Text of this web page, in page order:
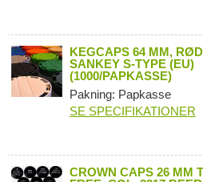
KEGCAPS 64 MM,
SANKEY S-TYPE (EU)
(1000/PAPKASSE)
Pakning: Papkasse
SE SPECIFIKATIONER
CROWN CAPS 26 MM